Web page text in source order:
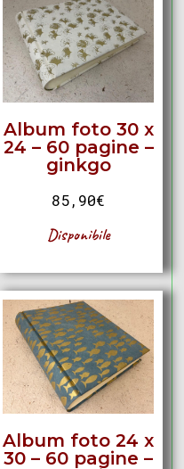
Album foto 30 x
24 – 60 pagine –
ginkgo
85,90€
Disponibile
Album foto 24 x
30 – 60 pagine –